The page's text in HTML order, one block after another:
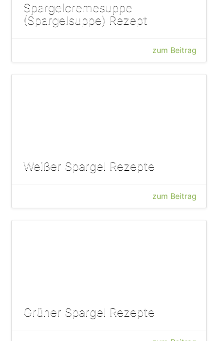
Spargelcremesuppe
(Spargelsuppe) Rezept
zum Beitrag
Weißer Spargel Rezepte
zum Beitrag
Grüner Spargel Rezepte